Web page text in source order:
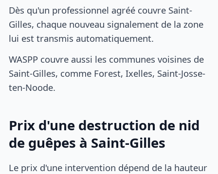
Dès qu'un professionnel agréé couvre Saint-
Gilles, chaque nouveau signalement de la zone
lui est transmis automatiquement.
WASPP couvre aussi les communes voisines de
Saint-Gilles, comme Forest, Ixelles, Saint-Josse-
ten-Noode.
Prix d'une destruction de nid
de guêpes à Saint-Gilles
Le prix d'une intervention dépend de la hauteur